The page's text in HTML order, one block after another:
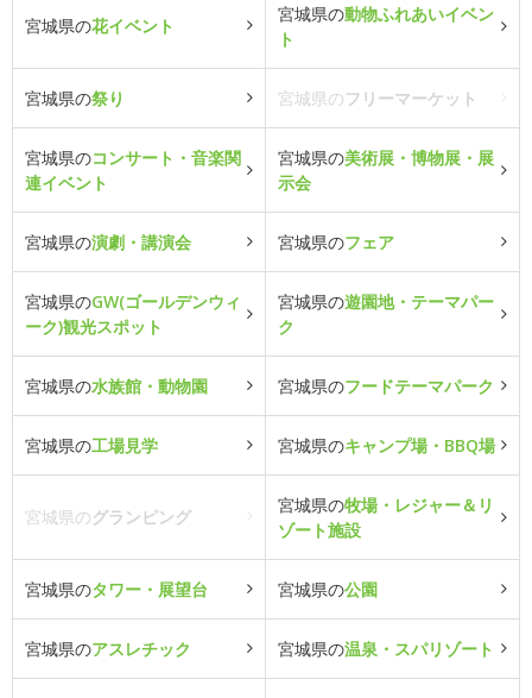
宮城県の花イベント
宮城県の動物ふれあいイベン
ト
宮城県の祭り 宮城県のフリーマーケット
宮城県のコンサート・音楽関
連イベント
宮城県の美術展・博物展・展
示会
宮城県の演劇・講演会 宮城県のフェア
宮城県のGW(ゴールデンウィ
ーク)観光スポット
宮城県の遊園地・テーマパー
ク
宮城県の水族館・動物園 宮城県のフードテーマパーク
宮城県の工場見学 宮城県のキャンプ場・BBQ場
宮城県のグランピング
宮城県の牧場・レジャー＆リ
ゾート施設
宮城県のタワー・展望台 宮城県の公園
宮城県のアスレチック 宮城県の温泉・スパリゾート